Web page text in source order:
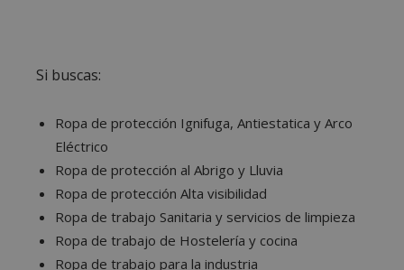
Si buscas:
Ropa de protección Ignifuga, Antiestatica y Arco
Eléctrico
Ropa de protección al Abrigo y Lluvia
Ropa de protección Alta visibilidad
Ropa de trabajo Sanitaria y servicios de limpieza
Ropa de trabajo de Hostelería y cocina
Ropa de trabajo para la industria